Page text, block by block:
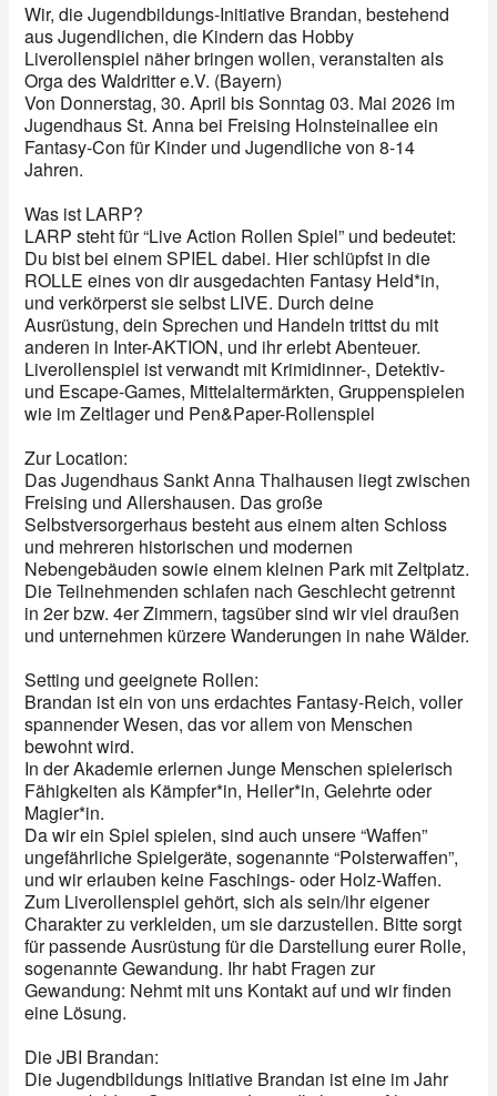
Wir, die Jugendbildungs-Initiative Brandan, bestehend
aus Jugendlichen, die Kindern das Hobby
Liverollenspiel näher bringen wollen, veranstalten als
Orga des Waldritter e.V. (Bayern)
Von Donnerstag, 30. April bis Sonntag 03. Mai 2026 im
Jugendhaus St. Anna bei Freising Holnsteinallee ein
Fantasy-Con für Kinder und Jugendliche von 8-14
Jahren.
Was ist LARP?
LARP steht für “Live Action Rollen Spiel” und bedeutet:
Du bist bei einem SPIEL dabei. Hier schlüpfst in die
ROLLE eines von dir ausgedachten Fantasy Held*in,
und verkörperst sie selbst LIVE. Durch deine
Ausrüstung, dein Sprechen und Handeln trittst du mit
anderen in Inter-AKTION, und ihr erlebt Abenteuer.
Liverollenspiel ist verwandt mit Krimidinner-, Detektiv-
und Escape-Games, Mittelaltermärkten, Gruppenspielen
wie im Zeltlager und Pen&Paper-Rollenspiel
Zur Location:
Das Jugendhaus Sankt Anna Thalhausen liegt zwischen
Freising und Allershausen. Das große
Selbstversorgerhaus besteht aus einem alten Schloss
und mehreren historischen und modernen
Nebengebäuden sowie einem kleinen Park mit Zeltplatz.
Die Teilnehmenden schlafen nach Geschlecht getrennt
in 2er bzw. 4er Zimmern, tagsüber sind wir viel draußen
und unternehmen kürzere Wanderungen in nahe Wälder.
Setting und geeignete Rollen:
Brandan ist ein von uns erdachtes Fantasy-Reich, voller
spannender Wesen, das vor allem von Menschen
bewohnt wird.
In der Akademie erlernen Junge Menschen spielerisch
Fähigkeiten als Kämpfer*in, Heiler*in, Gelehrte oder
Magier*in.
Da wir ein Spiel spielen, sind auch unsere “Waffen”
ungefährliche Spielgeräte, sogenannte “Polsterwaffen”,
und wir erlauben keine Faschings- oder Holz-Waffen.
Zum Liverollenspiel gehört, sich als sein/ihr eigener
Charakter zu verkleiden, um sie darzustellen. Bitte sorgt
für passende Ausrüstung für die Darstellung eurer Rolle,
sogenannte Gewandung. Ihr habt Fragen zur
Gewandung: Nehmt mit uns Kontakt auf und wir finden
eine Lösung.
Die JBI Brandan:
Die Jugendbildungs Initiative Brandan ist eine im Jahr